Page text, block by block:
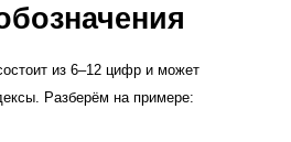
из 6–12 цифр и может
Разберём на примере: